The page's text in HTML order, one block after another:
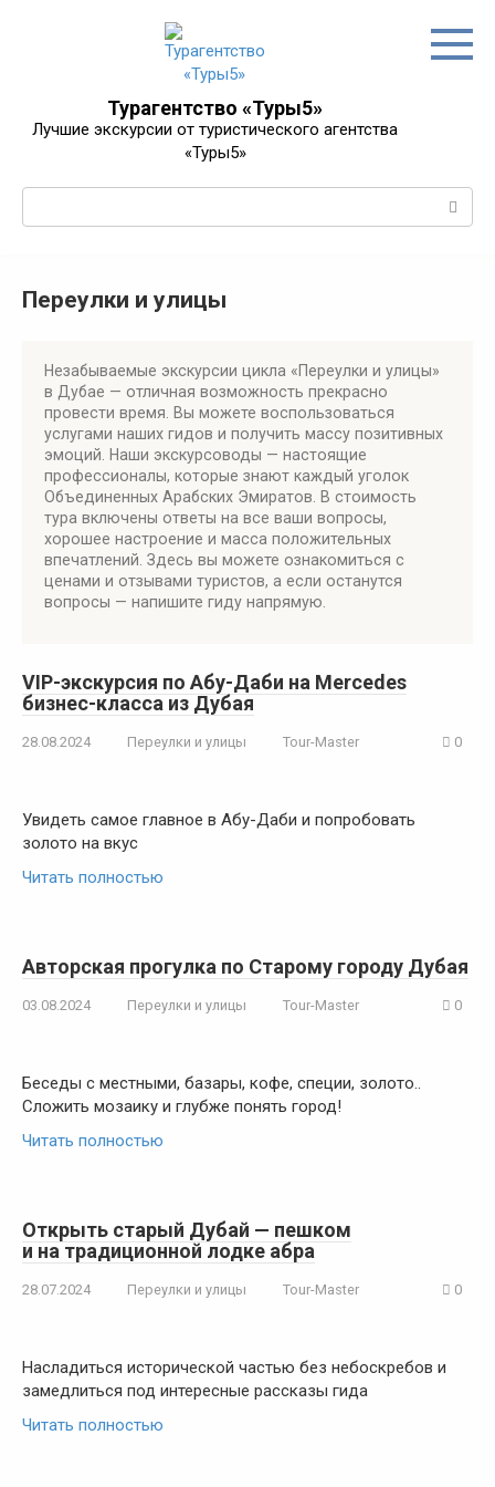
Турагентство «Туры5»
Лучшие экскурсии от туристического агентства
«Туры5»
Переулки и улицы
Незабываемые экскурсии цикла «Переулки и улицы»
в Дубае — отличная возможность прекрасно
провести время. Вы можете воспользоваться
услугами наших гидов и получить массу позитивных
эмоций. Наши экскурсоводы — настоящие
профессионалы, которые знают каждый уголок
Объединенных Арабских Эмиратов. В стоимость
тура включены ответы на все ваши вопросы,
хорошее настроение и масса положительных
впечатлений. Здесь вы можете ознакомиться с
ценами и отзывами туристов, а если останутся
вопросы — напишите гиду напрямую.
VIP-экскурсия по Абу-Даби на Mercedes
бизнес-класса из Дубая
28.08.2024 Переулки и улицы Tour-Master 0
Увидеть самое главное в Абу-Даби и попробовать
золото на вкус
Читать полностью
Авторская прогулка по Старому городу Дубая
03.08.2024 Переулки и улицы Tour-Master 0
Беседы с местными, базары, кофе, специи, золото..
Сложить мозаику и глубже понять город!
Читать полностью
Открыть старый Дубай — пешком
и на традиционной лодке абра
28.07.2024 Переулки и улицы Tour-Master 0
Насладиться исторической частью без небоскребов и
замедлиться под интересные рассказы гида
Читать полностью